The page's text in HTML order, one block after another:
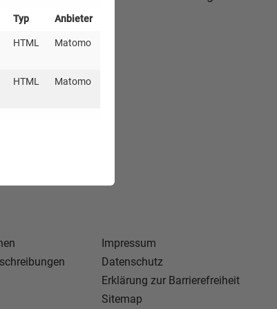
Impressum
Datenschutz
Erklärung zur Barrierefreiheit
Sitemap
Typ Anbieter
HTML Matomo
HTML Matomo